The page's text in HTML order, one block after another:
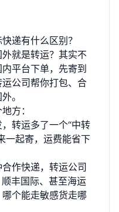
递有什么区别？
就是转运？其实不
平台下单，先寄到
公司帮你打包、合
。
方：
转运多了一个“中转
一起寄，运费能省下
作快递，转运公司
丰国际、甚至海运
个能走敏感货走哪